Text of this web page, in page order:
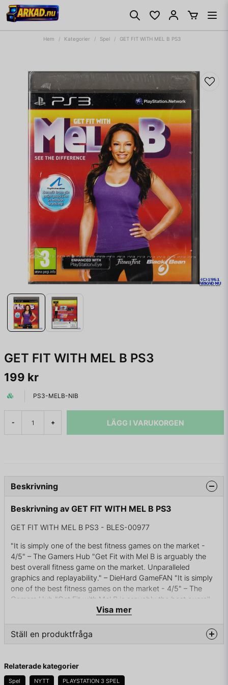
Hem Kategorier Spel GET FIT WITH MEL B PS3
GET FIT WITH MEL B PS3
199 kr
PS3-MELB-NIB
- + LÄGG I VARUKORGEN
Beskrivning
Beskrivning av GET FIT WITH MEL B PS3
GET FIT WITH MEL B PS3 - BLES-00977
"It is simply one of the best fitness games on the market -
4/5" – The Gamers Hub "Get Fit with Mel B is arguably the
best overall fitness game on the market. Unparalleled
graphics and replayability." – DieHard GameFAN "It is simply
one of the best fitness games on the market - 4/5" – The
Gamers Hub "Get Fit with Mel B is arguably the best overall
fitness game on the market. Unparalleled graphics and
Mel B från Spice Girls hjälper oss att komma i form, i paketet
Get ready for Hollywood style training with Mel B. Her
Visa mer
Ställ en produktfråga
Fråga oss något om denna produkten...
Relaterade kategorier
Spel NYTT PLAYSTATION 3 SPEL